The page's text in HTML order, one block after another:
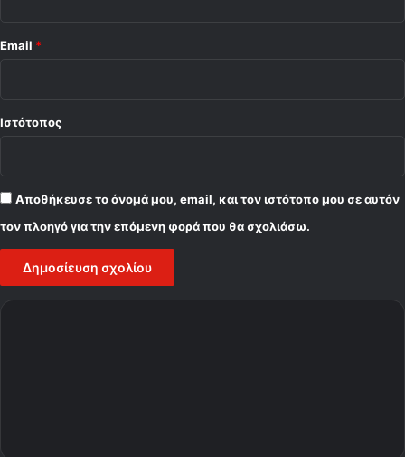
Email *
Ιστότοπος
Αποθήκευσε το όνομά μου, email, και τον ιστότοπο μου σε αυτόν
τον πλοηγό για την επόμενη φορά που θα σχολιάσω.